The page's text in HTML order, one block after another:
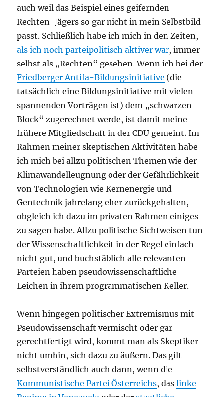
auch weil das Beispiel eines geifernden
Rechten-Jägers so gar nicht in mein Selbstbild
passt. Schließlich habe ich mich in den Zeiten,
als ich noch parteipolitisch aktiver war, immer
selbst als „Rechten“ gesehen. Wenn ich bei der
Friedberger Antifa-Bildungsinitiative (die
tatsächlich eine Bildungsinitiative mit vielen
spannenden Vorträgen ist) dem „schwarzen
Block“ zugerechnet werde, ist damit meine
frühere Mitgliedschaft in der CDU gemeint. Im
Rahmen meiner skeptischen Aktivitäten habe
ich mich bei allzu politischen Themen wie der
Klimawandelleugnung oder der Gefährlichkeit
von Technologien wie Kernenergie und
Gentechnik jahrelang eher zurückgehalten,
obgleich ich dazu im privaten Rahmen einiges
zu sagen habe. Allzu politische Sichtweisen tun
der Wissenschaftlichkeit in der Regel einfach
nicht gut, und buchstäblich alle relevanten
Parteien haben pseudowissenschaftliche
Leichen in ihrem programmatischen Keller.
Wenn hingegen politischer Extremismus mit
Pseudowissenschaft vermischt oder gar
gerechtfertigt wird, kommt man als Skeptiker
nicht umhin, sich dazu zu äußern. Das gilt
selbstverständlich auch dann, wenn die
Kommunistische Partei Österreichs, daslinke